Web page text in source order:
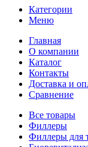
Категории
Меню
Главная
О компании
Каталог
Контакты
Доставка и
Сравнение
Все товары
Филлеры
Филлеры для